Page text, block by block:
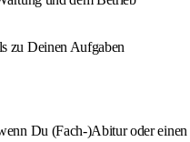
zu Deinen Aufgaben
Du (Fach-)Abitur oder einen